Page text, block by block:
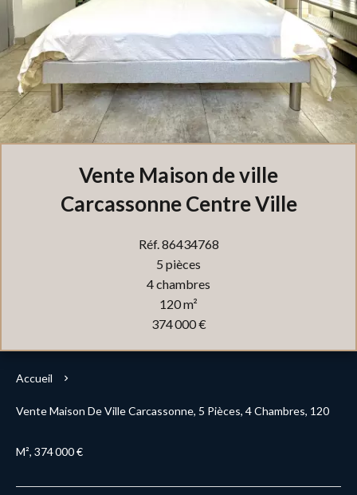
Vente Maison de ville
Carcassonne Centre Ville
Réf. 86434768
5 pièces
4 chambres
120 m²
374 000 €
Accueil
Vente Maison De Ville Carcassonne, 5 Pièces, 4 Chambres, 120
M², 374 000 €